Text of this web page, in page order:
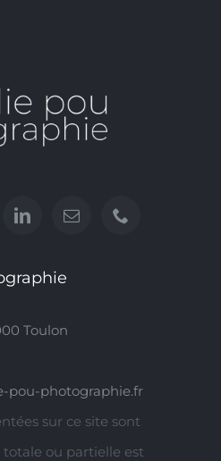
Toulon
pou-photographie.fr
sur ce site sont
totale ou partielle est